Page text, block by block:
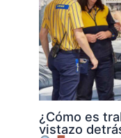
¿Cómo es
vistazo